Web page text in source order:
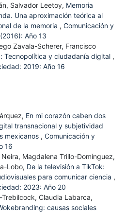
Salvador Leetoy, Memoria
Una aproximación teórica al
de la memoria , Comunicación y
Año 13
Zavala-Scherer, Francisco
Tecnopolítica y ciudadanía digital ,
2019: Año 16
En mi corazón caben dos
transnacional y subjetividad
mexicanos , Comunicación y
16
Magdalena Trillo-Domínguez,
Lobo, De la televisión a TikTok:
para comunicar ciencia ,
2023: Año 20
Claudia Labarca,
causas sociales